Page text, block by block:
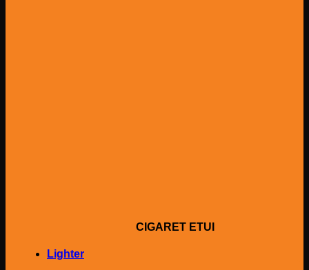
CIGARET ETUI
Lighter